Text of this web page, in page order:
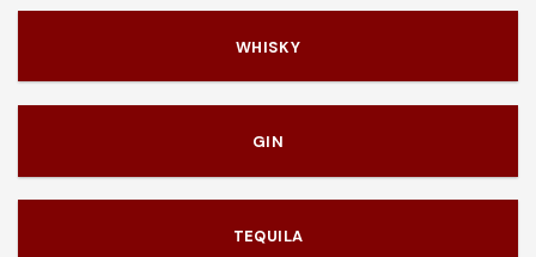
WHISKY
GIN
TEQUILA